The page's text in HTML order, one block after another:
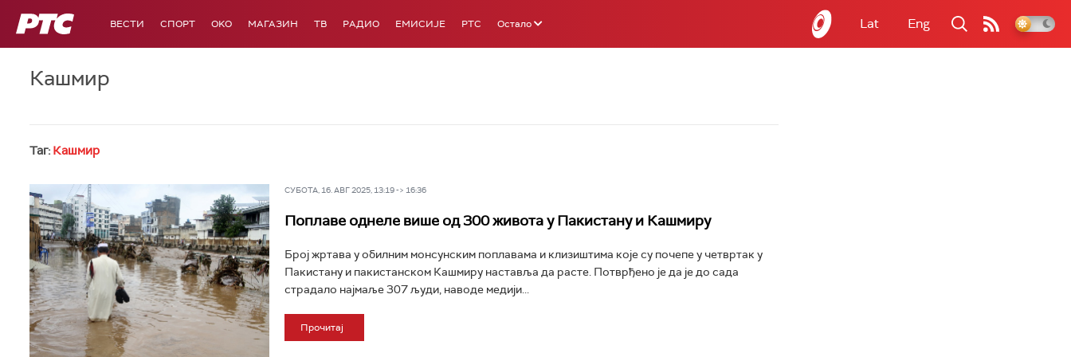
РТС ВЕСТИ СПОРТ OKO МАГАЗИН ТВ РАДИО ЕМИСИЈЕ РТС Остало Lat Eng
Кашмир
Таг: Кашмир
СУБОТА, 16. АВГ 2025, 13:19 -> 16:36
Поплаве однеле више од 300 живота у Пакистану и Кашмиру
Број жртава у обилним монсунским поплавама и клизиштима које су почепе у четвртак у
Пакистану и пакистанском Кашмиру наставља да расте. Потврђено је да је до сада
страдало најмаље 307 људи, наводе медији...
Прочитај